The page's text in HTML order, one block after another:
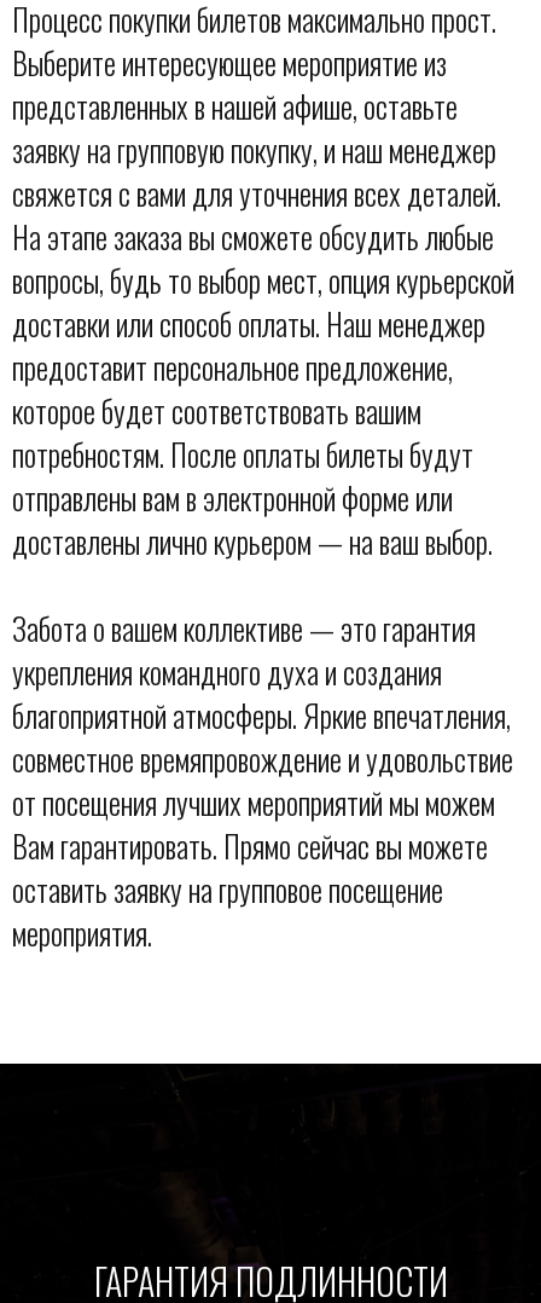
Процесс покупки билетов максимально прост.
Выберите интересующее мероприятие из
представленных в нашей афише, оставьте
заявку на групповую покупку, и наш менеджер
свяжется с вами для уточнения всех деталей.
На этапе заказа вы сможете обсудить любые
вопросы, будь то выбор мест, опция курьерской
доставки или способ оплаты. Наш менеджер
предоставит персональное предложение,
которое будет соответствовать вашим
потребностям. После оплаты билеты будут
отправлены вам в электронной форме или
доставлены лично курьером — на ваш выбор.
Забота о вашем коллективе — это гарантия
укрепления командного духа и создания
благоприятной атмосферы. Яркие впечатления,
совместное времяпровождение и удовольствие
от посещения лучших мероприятий мы можем
Вам гарантировать. Прямо сейчас вы можете
оставить заявку на групповое посещение
мероприятия.
ГАРАНТИЯ ПОДЛИННОСТИ